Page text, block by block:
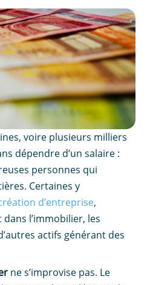
voire plusieurs milliers
dépendre d’un salaire :
personnes qui
Certaines y
d’entreprise,
l’immobilier, les
actifs générant des
ne s’improvise pas. Le